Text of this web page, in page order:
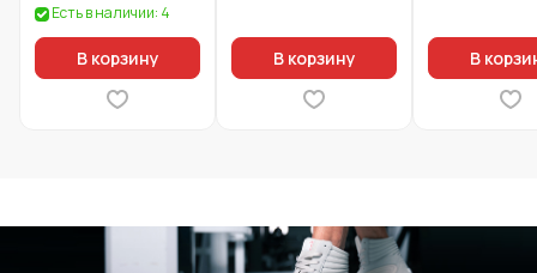
Есть в наличии: 4
В корзину В корзину В